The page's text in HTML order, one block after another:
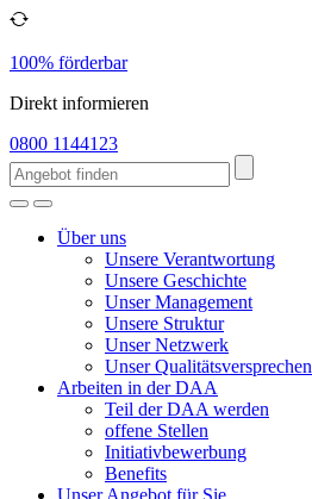
100% förderbar
Direkt informieren
0800 1144123
Über uns
Unsere Verantwortung
Unsere Geschichte
Unser Management
Unsere Struktur
Unser Netzwerk
Unser Qualitätsversprechen
Arbeiten in der DAA
Teil der DAA werden
offene Stellen
Initiativbewerbung
Benefits
Unser Angebot für Sie